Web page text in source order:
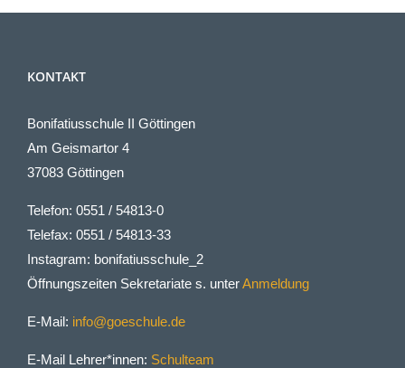
KONTAKT
Bonifatiusschule II Göttingen
Am Geismartor 4
37083 Göttingen
Telefon: 0551 / 54813-0
Telefax: 0551 / 54813-33
Instagram: bonifatiusschule_2
Öffnungszeiten Sekretariate s. unterAnmeldung
E-Mail: info@goeschule.de
E-Mail Lehrer*innen: Schulteam